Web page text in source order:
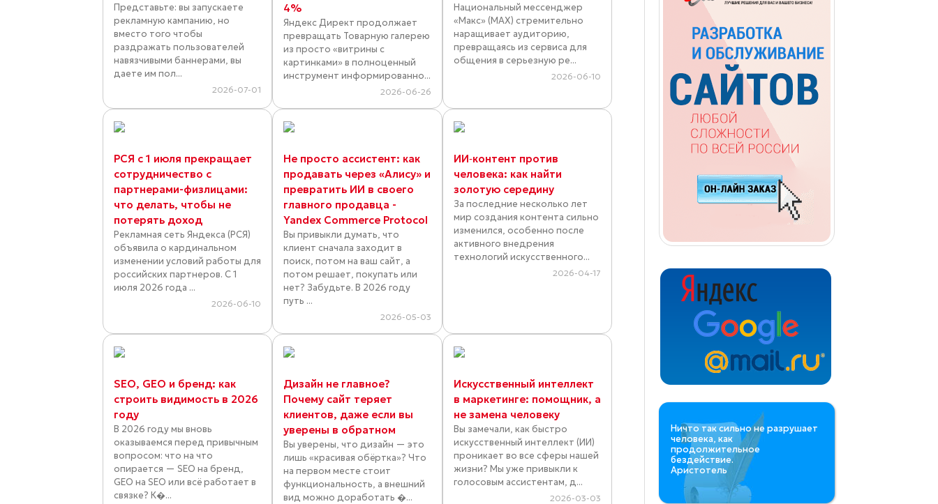
Представьте: вы запускаете
рекламную кампанию, но
вместо того чтобы
раздражать пользователей
навязчивыми баннерами, вы
даете им пол...
2026-07-01
4%
Яндекс Директ продолжает
превращать Товарную галерею
из просто «витрины с
картинками» в полноценный
инструмент информированно...
2026-06-26
Национальный мессенджер
«Макс» (MAX) стремительно
наращивает аудиторию,
превращаясь из сервиса для
общения в серьезную ре...
2026-06-10
РСЯ с 1 июля прекращает
сотрудничество с
партнерами-физлицами:
что делать, чтобы не
потерять доход
Рекламная сеть Яндекса (РСЯ)
объявила о кардинальном
изменении условий работы для
российских партнеров. С 1
июля 2026 года ...
2026-06-10
Не просто ассистент: как
продавать через «Алису» и
превратить ИИ в своего
главного продавца -
Yandex Commerce Protocol
Вы привыкли думать, что
клиент сначала заходит в
поиск, потом на ваш сайт, а
потом решает, покупать или
нет? Забудьте. В 2026 году
путь ...
2026-05-03
ИИ‑контент против
человека: как найти
золотую середину
За последние несколько лет
мир создания контента сильно
изменился, особенно после
активного внедрения
технологий искусственного...
2026-04-17
SEO, GEO и бренд: как
строить видимость в 2026
году
В 2026 году мы вновь
оказываемся перед привычным
вопросом: что на что
опирается — SEO на бренд,
GEO на SEO или всё работает в
связке? К�...
Дизайн не главное?
Почему сайт теряет
клиентов, даже если вы
уверены в обратном
Вы уверены, что дизайн — это
лишь «красивая обёртка»? Что
на первом месте стоит
функциональность, а внешний
вид можно доработать �...
Искусственный интеллект
в маркетинге: помощник, а
не замена человеку
Вы замечали, как быстро
искусственный интеллект (ИИ)
проникает во все сферы нашей
жизни? Мы уже привыкли к
голосовым ассистентам, д...
2026-03-03
Ничто так сильно не разрушает
человека, как
продолжительное
бездействие.
Аристотель